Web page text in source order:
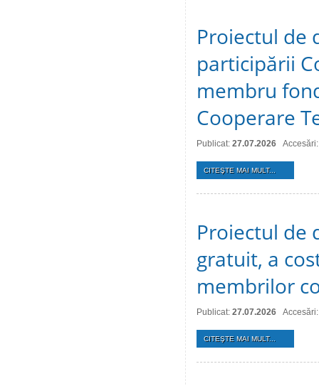
Proiectul de
participării
membru
Cooperare
Publicat: 27.07.2026
CITEŞTE MAI MULT...
Proiectul de
gratuit, a
membrilor
Publicat: 27.07.2026
CITEŞTE MAI MULT...